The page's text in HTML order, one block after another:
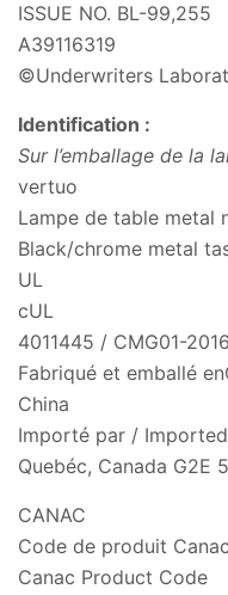
ISSUE NO. BL-99,255
A39116319
©Underwriters
Identification :
Sur l’emballage de la
vertuo
Lampe de table metal
Black/chrome metal
UL
cUL
4011445 / CMG01-2016
Fabriqué et emballé
China
Importé par /
Quebéc, Canada G2E
CANAC
Code de produit
Canac Product Code